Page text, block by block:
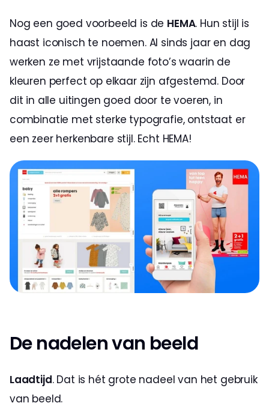
Nog een goed voorbeeld is de HEMA. Hun stijl is
haast iconisch te noemen. Al sinds jaar en dag
werken ze met vrijstaande foto’s waarin de
kleuren perfect op elkaar zijn afgestemd. Door
dit in alle uitingen goed door te voeren, in
combinatie met sterke typografie, ontstaat er
een zeer herkenbare stijl. Echt HEMA!
De nadelen van beeld
Laadtijd. Dat is hét grote nadeel van het gebruik
van beeld.